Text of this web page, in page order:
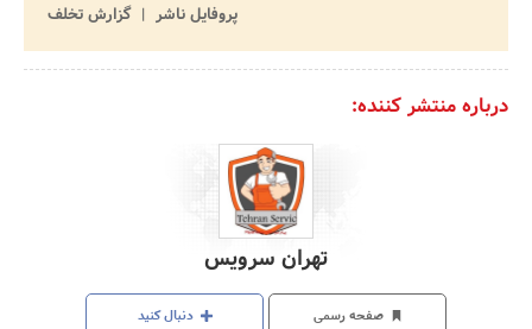
پروفایل ناشر
گزارش تخلف
درباره منتشر کننده:
تهران سرویس
صفحه رسمی دنبال کنید